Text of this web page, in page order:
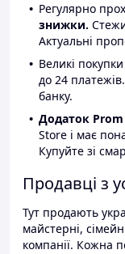
Регулярно
знижки.
Актуальні
Великі
до 24
банку.
Додаток Prom
Store і має
Купуйте зі
Продавці з
Тут продають
майстерні,
компанії. Кожна